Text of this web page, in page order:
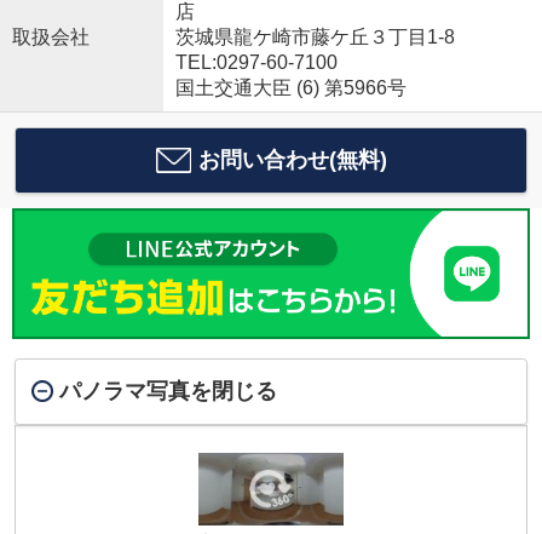
取扱会社
店
茨城県龍ケ崎市藤ケ丘３丁目1-8
TEL:0297-60-7100
国土交通大臣 (6) 第5966号
お問い合わせ(無料)
パノラマ写真を閉じる